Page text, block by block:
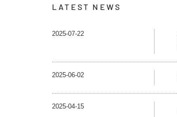
LATEST NEWS
2025-07-22
2025-06-02
2025-04-15